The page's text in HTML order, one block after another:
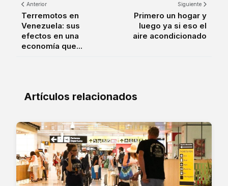
Anterior
Terremotos en
Venezuela: sus
efectos en una
economía que...
Siguiente
Primero un hogar y
luego ya si eso el
aire acondicionado
Artículos relacionados